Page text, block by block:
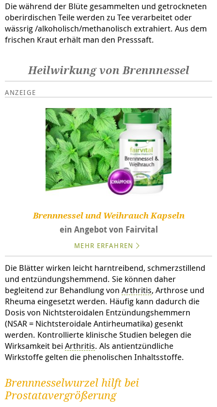
Die während der Blüte gesammelten und getrockneten
oberirdischen Teile werden zu Tee verarbeitet oder
wässrig /alkoholisch/methanolisch extrahiert. Aus dem
frischen Kraut erhält man den Presssaft.
Heilwirkung von Brennnessel
Brennnessel und Weihrauch Kapseln
ein Angebot von Fairvital
MEHR ERFAHREN
Die Blätter wirken leicht harntreibend, schmerzstillend
und entzündungshemmend. Sie können daher
begleitend zur Behandlung von Arthritis, Arthrose und
Rheuma eingesetzt werden. Häufig kann dadurch die
Dosis von Nichtsteroidalen Entzündungshemmern
(NSAR = Nichtsteroidale Antirheumatika) gesenkt
werden. Kontrollierte klinische Studien belegen die
Wirksamkeit bei Arthritis. Als antientzündliche
Wirkstoffe gelten die phenolischen Inhaltsstoffe.
Brennnesselwurzel hilft bei
Prostatavergrößerung